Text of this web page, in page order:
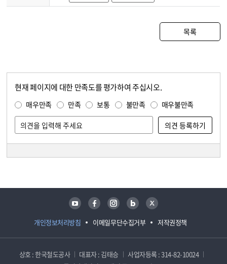
목록
현재 페이지에 대한 만족도를 평가하여 주십시오.
매우만족 만족 보통 불만족 매우불만족
개인정보처리방침 이메일무단수집거부 저작권정책
유튜브 페이스북 인스타그램 블로그 트위터
상호 : 한국철도공사 대표자 : 김태승
사업자등록 : 314-82-10024